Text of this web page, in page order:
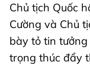
Chủ tịch Quốc
Cường và Chủ
bày tỏ tin
trọng thúc đẩy